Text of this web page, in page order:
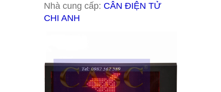
Nhà cung cấp: CÂN ĐIỆN TỬ
CHI ANH